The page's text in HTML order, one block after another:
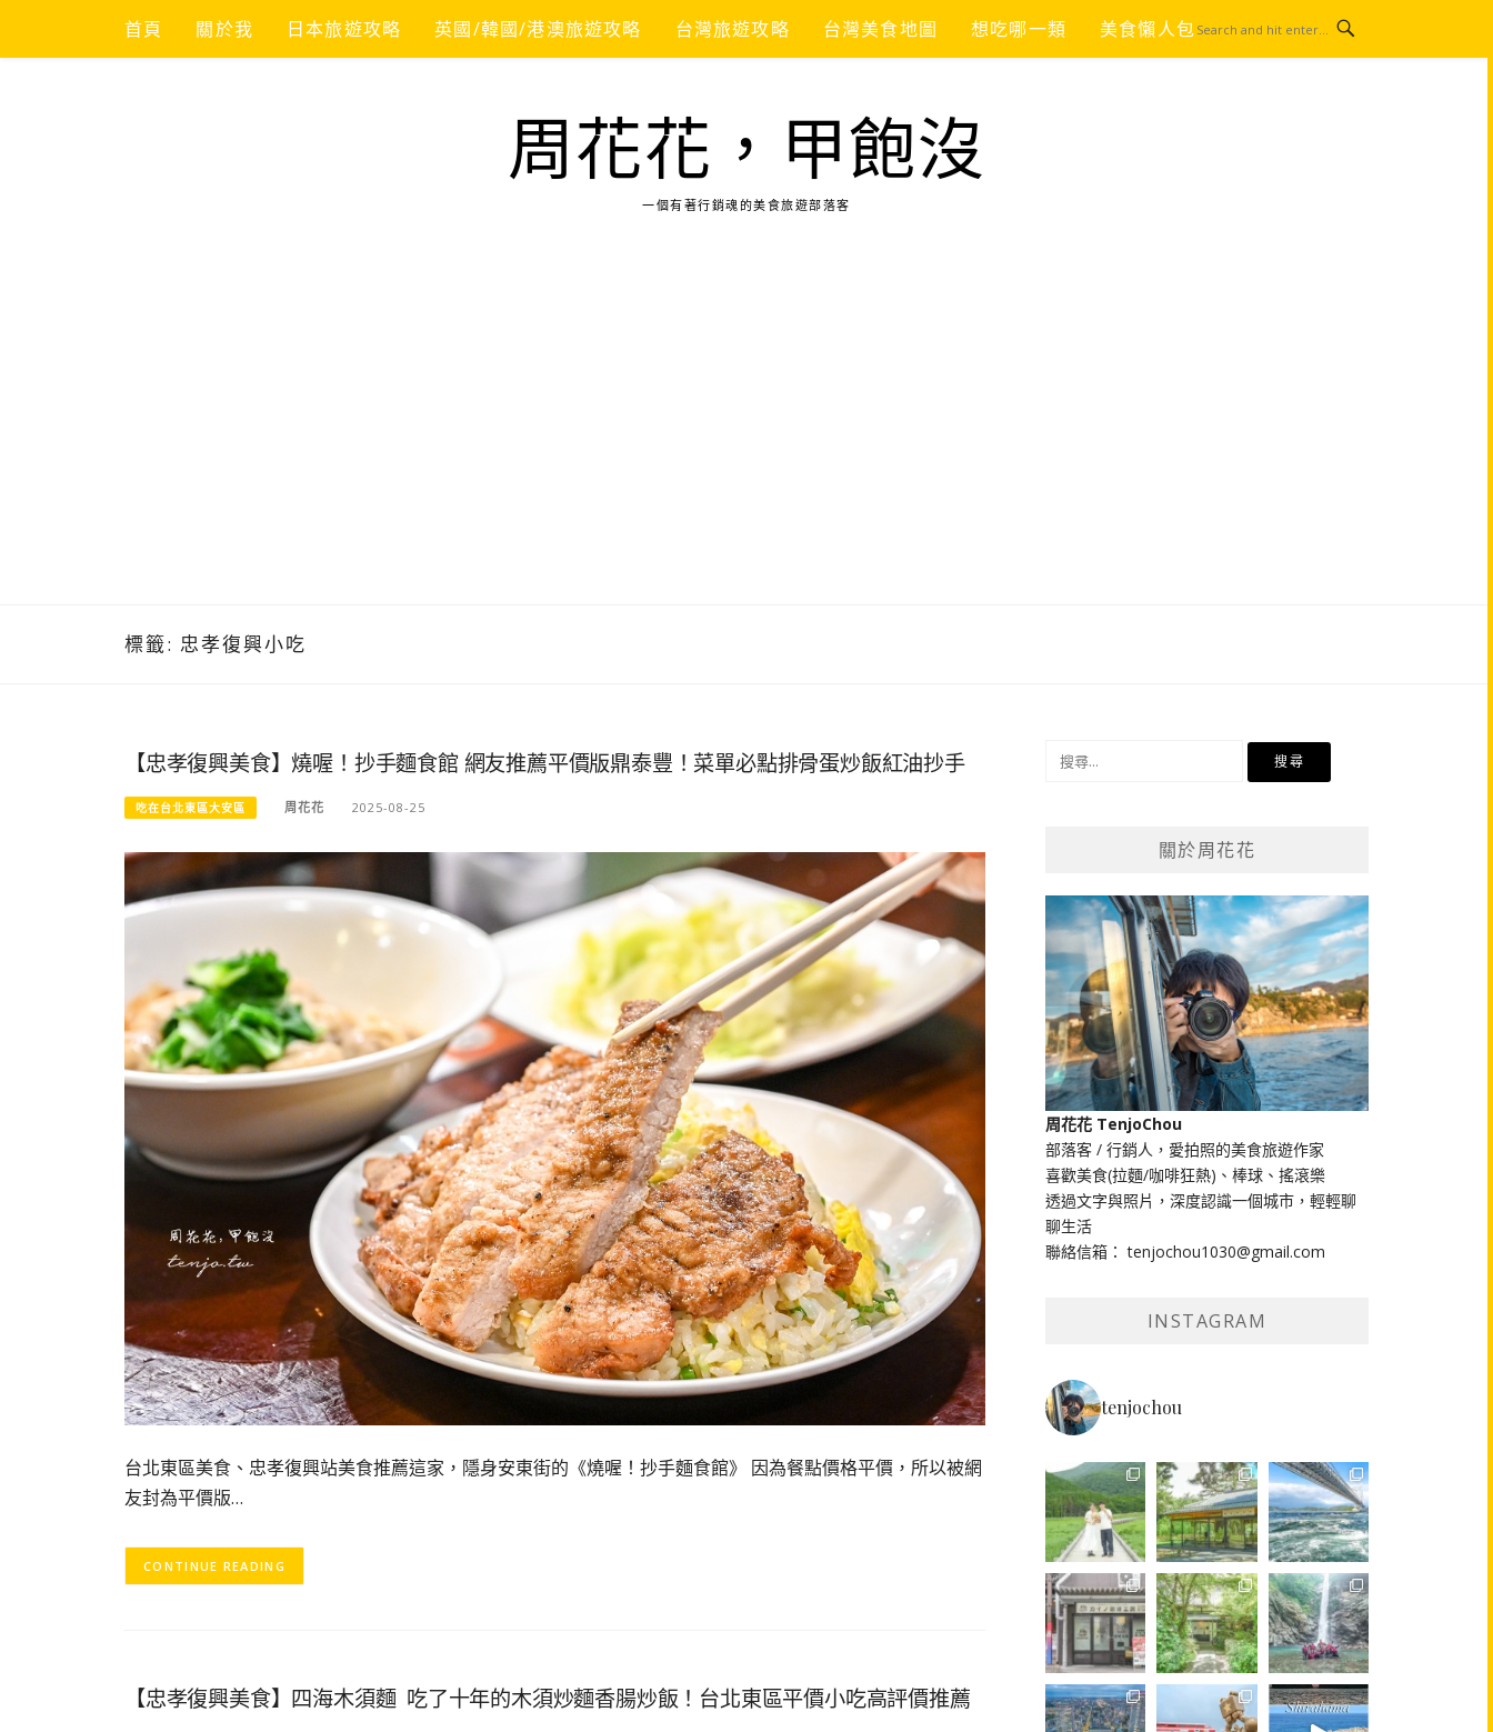
content
首頁 關於我 日本旅遊攻略 英國/韓國/港澳旅遊攻略 台灣旅遊攻略 台灣美食地圖 想吃哪一類 美食懶人包
周花花，甲飽沒
一個有著行銷魂的美食旅遊部落客
標籤: 忠孝復興小吃
【忠孝復興美食】燒喔！抄手麵食館 網友推薦平價版鼎泰豐！菜單必點排骨蛋炒飯紅油抄手
吃在台北東區大安區 周花花 2025-08-25
台北東區美食、忠孝復興站美食推薦這家，隱身安東街的《燒喔！抄手麵食館》 因為餐點價格平價，所以被網
友封為平價版…
CONTINUE READING
【忠孝復興美食】四海木須麵 吃了十年的木須炒麵香腸炒飯！台北東區平價小吃高評價推薦
關於周花花
周花花 TenjoChou
部落客 / 行銷人，愛拍照的美食旅遊作家
喜歡美食(拉麵/咖啡狂熱)、棒球、搖滾樂
透過文字與照片，深度認識一個城市，輕輕聊
聊生活
聯絡信箱： tenjochou1030@gmail.com
INSTAGRAM
tenjochou